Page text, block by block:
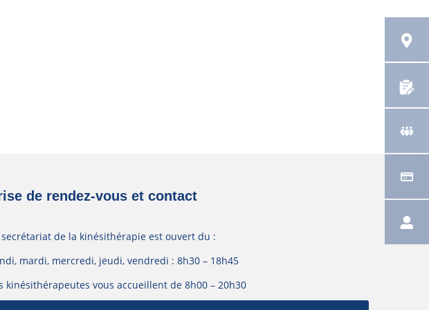
de rendez-vous et contact
secrétariat de la kinésithérapie est ouvert du :
mardi, mercredi, jeudi, vendredi : 8h30 – 18h45
kinésithérapeutes vous accueillent de 8h00 – 20h30